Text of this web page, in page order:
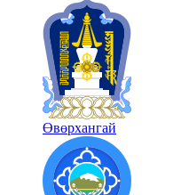
Өвөрхангай